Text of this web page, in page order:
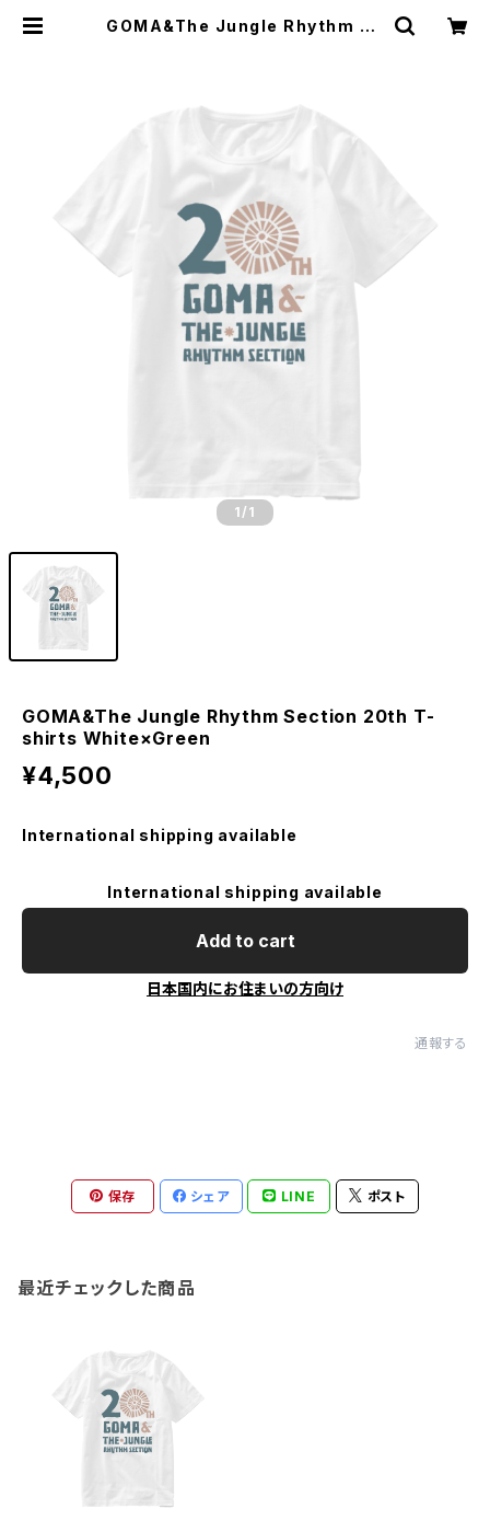
GOMA&The Jungle Rhythm Se
1 /1
GOMA&The Jungle Rhythm Section 20th T-
shirts White×Green
¥4,500
International shipping available
International shipping available
Add to cart
日本国内にお住まいの方向け
通報する
保存 シェア LINE ポスト
最近チェックした商品